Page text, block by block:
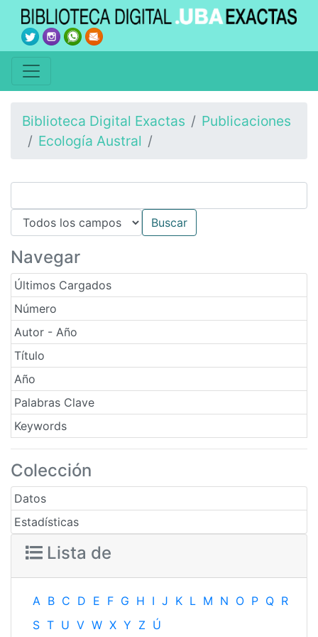
Biblioteca Digital Exactas
Publicaciones
Ecología Austral
Navegar
Últimos Cargados
Número
Autor - Año
Título
Año
Palabras Clave
Keywords
Colección
Datos
Estadísticas
Lista de
A B C D E F G H I J K L M N O P Q R
S T U V W X Y Z Ú